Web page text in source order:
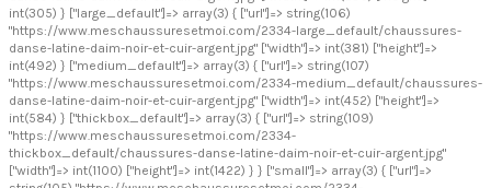
int(305) } ["large_default"]=> array(3) { ["url"]=> string(106)
"https://www.meschaussuresetmoi.com/2334-large_default/chaussures-
danse-latine-daim-noir-et-cuir-argent.jpg" ["width"]=> int(381) ["height"]=>
int(492) } ["medium_default"]=> array(3) { ["url"]=> string(107)
"https://www.meschaussuresetmoi.com/2334-medium_default/chaussures-
danse-latine-daim-noir-et-cuir-argent.jpg" ["width"]=> int(452) ["height"]=>
int(584) } ["thickbox_default"]=> array(3) { ["url"]=> string(109)
"https://www.meschaussuresetmoi.com/2334-
thickbox_default/chaussures-danse-latine-daim-noir-et-cuir-argent.jpg"
["width"]=> int(1100) ["height"]=> int(1422) } } ["small"]=> array(3) { ["url"]=>